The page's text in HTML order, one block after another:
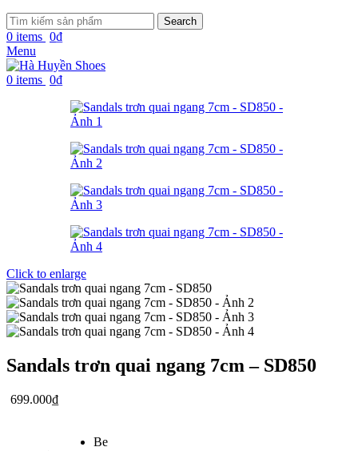
Search
0 items 0₫
Menu
0 items 0₫
Click to enlarge
Sandals trơn quai ngang 7cm – SD850
699.000₫
Be